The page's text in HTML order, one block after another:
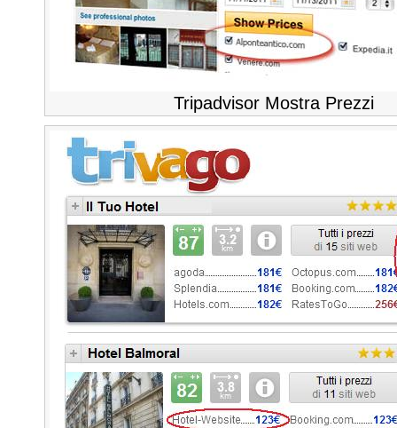
Tripadvisor Mostra Prezzi